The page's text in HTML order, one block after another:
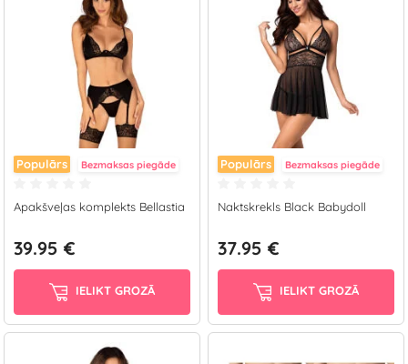
Populārs Bezmaksas piegāde
Apakšveļas komplekts Bellastia
39.95 €
IELIKT GROZĀ
Populārs Bezmaksas piegāde
Naktskrekls Black Babydoll
37.95 €
IELIKT GROZĀ